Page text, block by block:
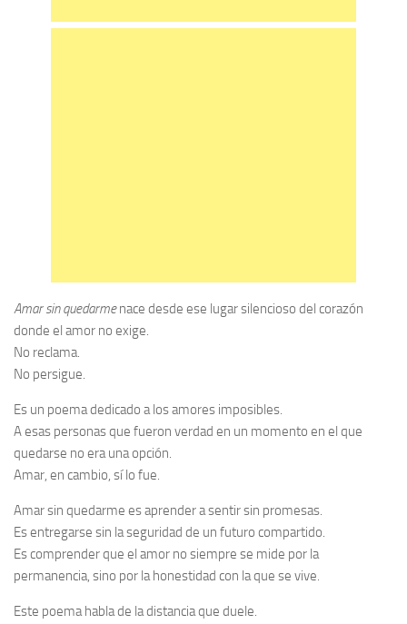
Amar sin quedarmenace desde ese lugar silencioso del corazón
donde el amor no exige.
No reclama.
No persigue.
Es un poema dedicado a los amores imposibles.
A esas personas que fueron verdad en un momento en el que
quedarse no era una opción.
Amar, en cambio, sí lo fue.
Amar sin quedarme es aprender a sentir sin promesas.
Es entregarse sin la seguridad de un futuro compartido.
Es comprender que el amor no siempre se mide por la
permanencia, sino por la honestidad con la que se vive.
Este poema habla de la distancia que duele.